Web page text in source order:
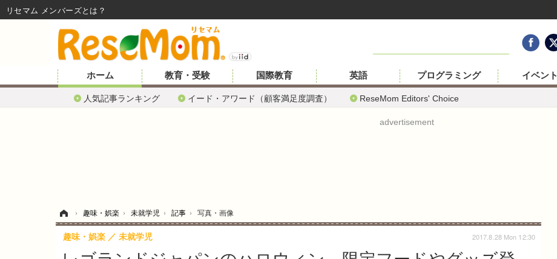
ホーム
人気記事ランキング イード・アワード（顧客満足度調査） ReseMom Editors' Choice
教育・受験 国際教育 英語 プログラミング イベント
advertisement
› 趣味・娯楽 › 未就学児 › 記事 › 写真・画像
趣味・娯楽 未就学児 2017.8.28 Mon 12:30
リセマム メンバーズ